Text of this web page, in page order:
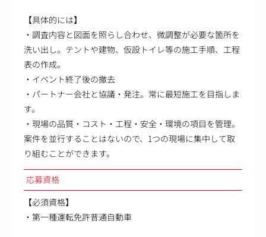
【具体的には】
・調査内容と図面を照らし合わせ、微調整が必要な箇所を
洗い出し。テントや建物、仮設トイレ等の施工手順、工程
表の作成。
・イベント終了後の撤去
・パートナー会社と協議・発注。常に最短施工を目指しま
す。
・現場の品質・コスト・工程・安全・環境の項目を管理。
案件を並行することはないので、1つの現場に集中して取
り組むことができます。
応募資格
【必須資格】
・第一種運転免許普通自動車